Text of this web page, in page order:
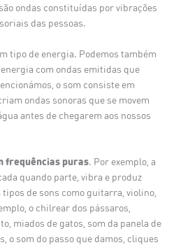
ondas constituídas por vibrações
das pessoas.
tipo de energia. Podemos também
com ondas emitidas que
o som consiste em
ondas sonoras que se movem
antes de chegarem aos nossos
frequências puras. Por exemplo, a
quando parte, vibra e produz
de sons como guitarra, violino,
o chilrear dos pássaros,
miados de gatos, som da panela de
o som do passo que damos, cliques